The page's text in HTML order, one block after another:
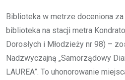
Biblioteka w metrze doceniona
biblioteka na stacji metra
Dorosłych i Młodzieży nr 98) –
Nadzwyczajną „Samorządowy
LAUREA”. To uhonorowanie